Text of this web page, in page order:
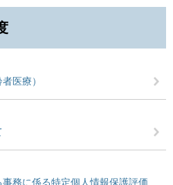
医療）
務に係る特定個人情報保護評価